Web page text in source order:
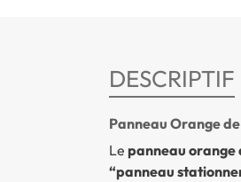
DESCRIPTIF
Panneau Orange
Le panneau orange
“panneau